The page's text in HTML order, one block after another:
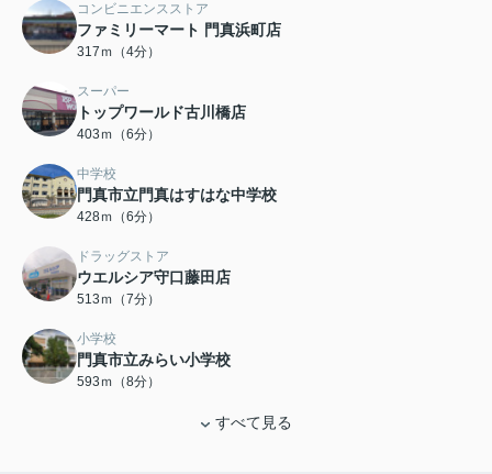
コンビニエンスストア
ファミリーマート 門真浜町店
317ｍ（4分）
スーパー
トップワールド古川橋店
403ｍ（6分）
中学校
門真市立門真はすはな中学校
428ｍ（6分）
ドラッグストア
ウエルシア守口藤田店
513ｍ（7分）
小学校
門真市立みらい小学校
593ｍ（8分）
すべて見る